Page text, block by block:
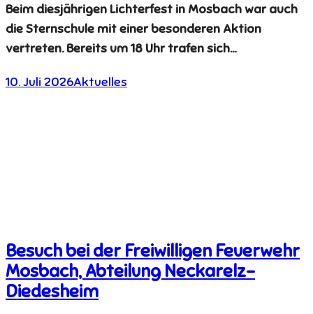
Beim diesjährigen Lichterfest in Mosbach war auch
die Sternschule mit einer besonderen Aktion
vertreten. Bereits um 18 Uhr trafen sich…
10. Juli 2026Aktuelles
Besuch bei der Freiwilligen Feuerwehr
Mosbach, Abteilung Neckarelz-
Diedesheim